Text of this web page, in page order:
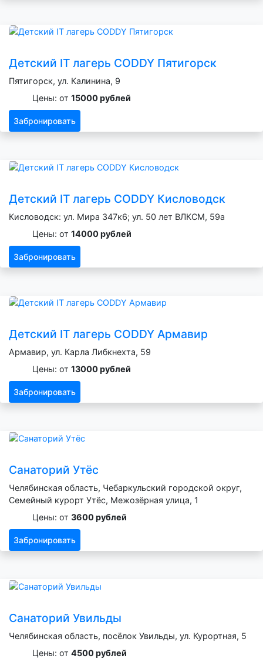
Детский IT лагерь CODDY Пятигорск
Пятигорск, ул. Калинина, 9
Цены: от 15000 рублей
Забронировать
Детский IT лагерь CODDY Кисловодск
Кисловодск: ул. Мира 347к6; ул. 50 лет ВЛКСМ, 59а
Цены: от 14000 рублей
Забронировать
Детский IT лагерь CODDY Армавир
Армавир, ул. Карла Либкнехта, 59
Цены: от 13000 рублей
Забронировать
Санаторий Утёс
Челябинская область, Чебаркульский городской округ,
Семейный курорт Утёс, Межозёрная улица, 1
Цены: от 3600 рублей
Забронировать
Санаторий Увильды
Челябинская область, посёлок Увильды, ул. Курортная, 5
Цены: от 4500 рублей